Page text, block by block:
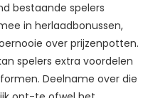
bestaande spelers
in herlaadbonussen,
over prijzenpotten.
spelers extra voordelen
Deelname over die